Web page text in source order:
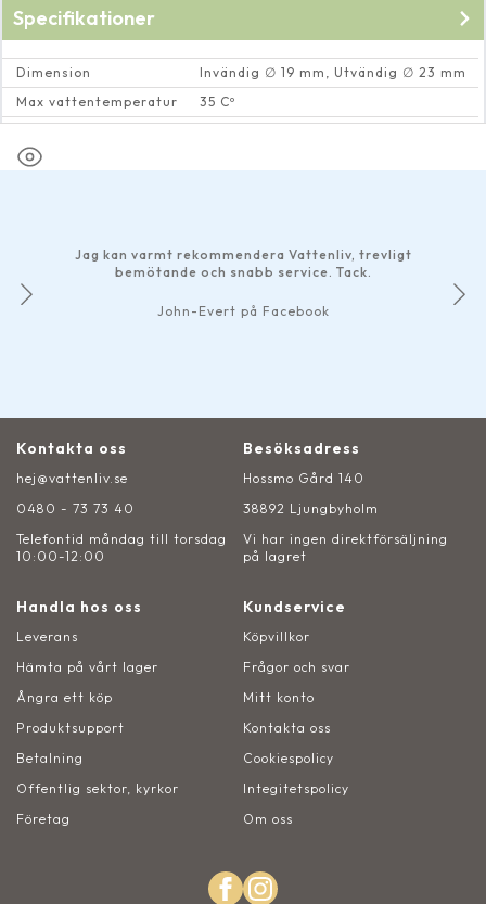
Specifikationer
Dimension
Invändig ∅ 19 mm, Utvändig ∅ 23 mm
Max vattentemperatur
35 Cº
Jag kan varmt rekommendera Vattenliv, trevligt
bemötande och snabb service. Tack.
John-Evert på Facebook
Kontakta oss
hej@vattenliv.se
0480 - 73 73 40
Telefontid måndag till torsdag
10:00-12:00
Besöksadress
Hossmo Gård 140
38892 Ljungbyholm
Vi har ingen direktförsäljning
på lagret
Handla hos oss
Leverans
Hämta på vårt lager
Ångra ett köp
Produktsupport
Betalning
Offentlig sektor, kyrkor
Företag
Kundservice
Köpvillkor
Frågor och svar
Mitt konto
Kontakta oss
Cookiespolicy
Integitetspolicy
Om oss